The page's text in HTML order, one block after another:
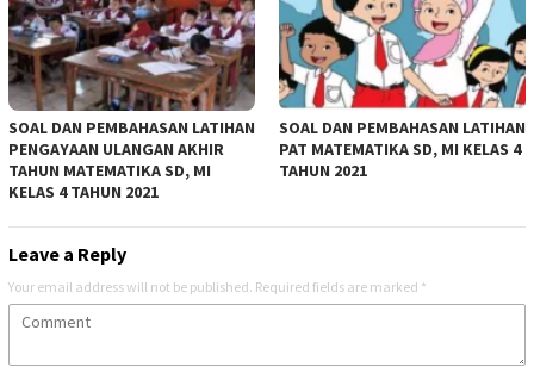
SOAL DAN PEMBAHASAN LATIHAN
PENGAYAAN ULANGAN AKHIR
TAHUN MATEMATIKA SD, MI
KELAS 4 TAHUN 2021
SOAL DAN PEMBAHASAN LATIHAN
PAT MATEMATIKA SD, MI KELAS 4
TAHUN 2021
Leave a Reply
Your email address will not be published. Required fields are marked *